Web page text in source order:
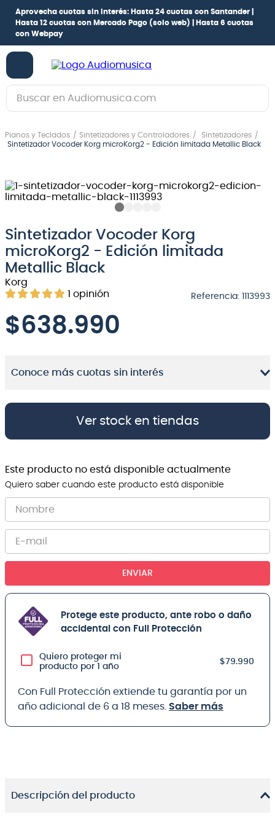
Aprovecha cuotas sin interés: Hasta 24 cuotas con Santander |
Hasta 12 cuotas con Mercado Pago (solo web) |
Hasta 6 cuotas
con Webpay
Buscar en Audiomusica.com
Pianos y Teclados Sintetizadores y Controladores
Sintetizadores
Sintetizador Vocoder Korg microKorg2 - Edición limitada Metallic Black
Sintetizador Vocoder Korg
microKorg2 - Edición limitada
Metallic Black
Korg
1 opinión Referencia: 1113993
$638.990
Conoce más cuotas sin interés
Ver stock en tiendas
Este producto no está disponible actualmente
Quiero saber cuando este producto está disponible
ENVIAR
Protege este producto, ante robo o daño
accidental con Full Protección
Quiero proteger mi
producto por 1 año
$79.990
Con Full Protección extiende tu garantía por un
año adicional de 6 a 18 meses. Saber más
Descripción del producto
1.
guitarra electrica
3.
guitarra electroacústica
5.
amplificador
6.
teclado
7.
guitarra
8.
micrófono
.
bateria
10. violin